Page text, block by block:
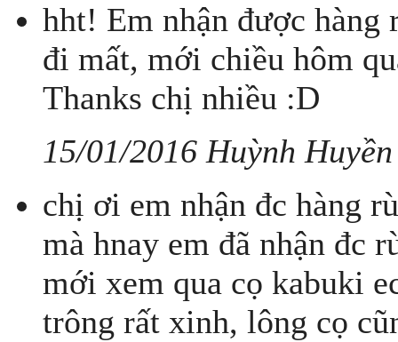
hht! Em nhận được hàng
đi mất, mới chiều hôm
Thanks chị nhiều :D
15/01/2016 Huỳnh
chị ơi em nhận đc hàng
mà hnay em đã nhận đc
mới xem qua cọ kabuki
trông rất xinh, lông cọ